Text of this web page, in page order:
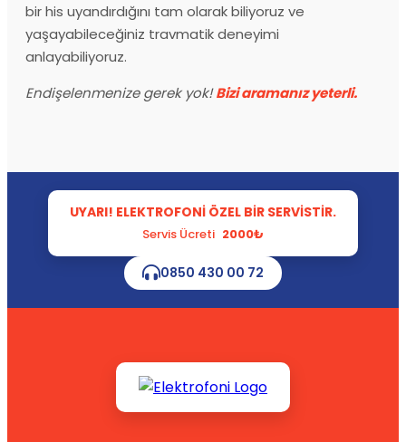
bir his uyandırdığını tam olarak biliyoruz ve
yaşayabileceğiniz travmatik deneyimi
anlayabiliyoruz.
Endişelenmenize gerek yok!Bizi aramanız yeterli.
UYARI! ELEKTROFONI ÖZEL BIR SERVISTIR.
Servis Ücreti 2000₺
0850 430 00 72